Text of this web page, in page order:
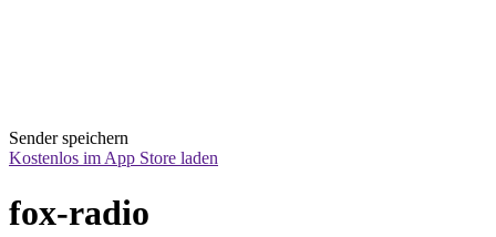
Sender speichern
Kostenlos im App Store laden
fox-radio